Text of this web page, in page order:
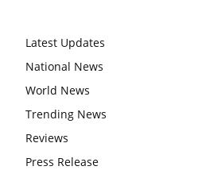
Latest Updates
National News
World News
Trending News
Reviews
Press Release